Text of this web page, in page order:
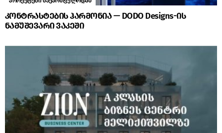
კონტრასტების ჰარმონია — DODO Designs-ის
ნამუშევარი ვაკეში